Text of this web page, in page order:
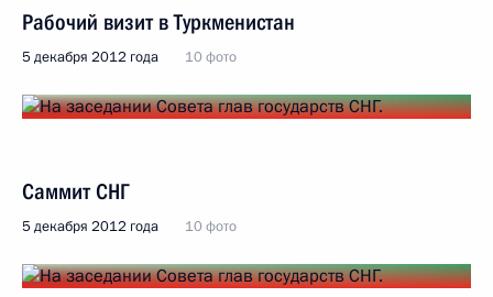
Рабочий визит в Туркменистан
5 декабря 2012 года 10 фото
Саммит СНГ
5 декабря 2012 года 10 фото